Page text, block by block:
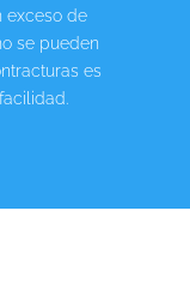
exceso de
se pueden
es